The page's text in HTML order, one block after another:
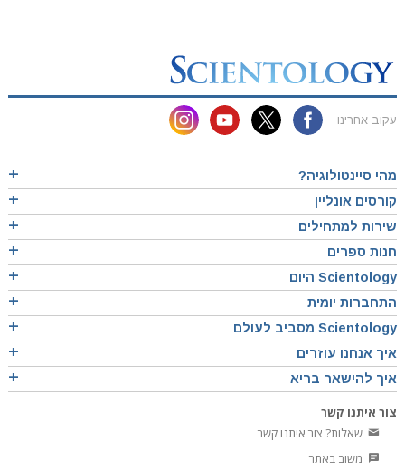
עקוב אחרינו
מהי סיינטולוגיה?
קורסים אונליין
שירות למתחילים
חנות ספרים
Scientology היום
התחברות יומית
Scientology מסביב לעולם
איך אנחנו עוזרים
איך להישאר בריא
צור איתנו קשר
שאלות? צור איתנו קשר
משוב באתר